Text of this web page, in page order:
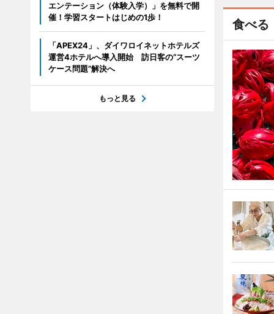
食べる
エンテーション（体験入学）」を無料で開
催！学習スタートはじめの1歩！
「APEX24」、ダイワロイネットホテルズ
運営4ホテルへ導入開始 訪日客の“スーツ
ケース問題”解決へ
もっと見る